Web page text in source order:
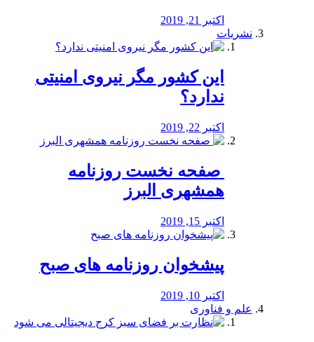
اکتبر 21, 2019
نشریات
این کشور مگر نیروی امنیتی
ندارد؟
اکتبر 22, 2019
️ صفحه نخست روزنامه‌
همشهری البرز
اکتبر 15, 2019
پیشخوان روزنامه های صبح
اکتبر 10, 2019
علم و فناوری